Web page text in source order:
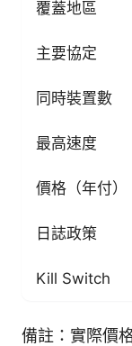
覆蓋地區
主要協定
同時裝置數
最高速度
價格（年付）
日誌政策
Kill Switch
備註：實際價